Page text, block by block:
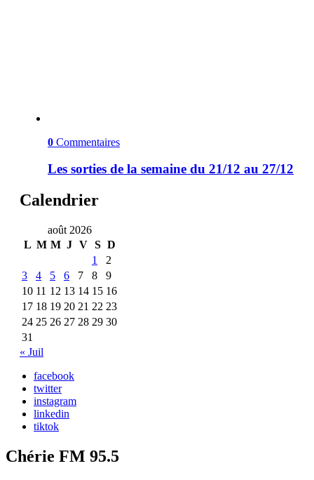
0 Commentaires
Les sorties de la semaine du 21/12 au 27/12
Calendrier
août 2026
L M M J V S D
1
2
3
4 5 6 7 8
9
10 11 12 13 14 15 16
17 18 19 20 21 22 23
24 25 26 27 28 29 30
31
« Juil
facebook
twitter
instagram
linkedin
tiktok
Chérie FM 95.5